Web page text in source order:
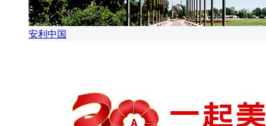
安利中国